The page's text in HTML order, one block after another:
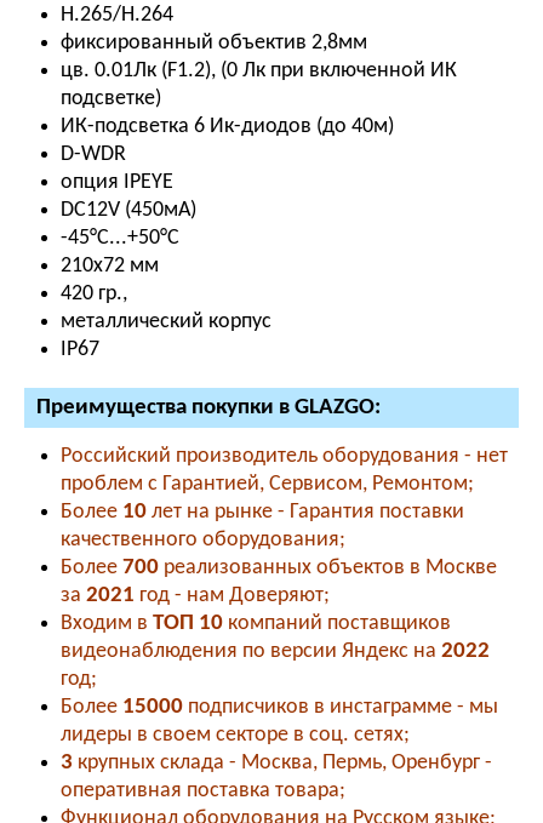
H.265/H.264
фиксированный объектив 2,8мм
цв. 0.01Лк (F1.2), (0 Лк при включенной ИК
подсветке)
ИК-подсветка 6 Ик-диодов (до 40м)
D-WDR
опция IPEYE
DC12V (450мА)
-45°С...+50°С
210х72 мм
420 гр.,
металлический корпус
IР67
Преимущества покупки в GLAZGO:
Российский производитель оборудования - нет
проблем с Гарантией, Сервисом, Ремонтом;
Более 10 лет на рынке - Гарантия поставки
качественного оборудования;
Более 700 реализованных объектов в Москве
за 2021 год - нам Доверяют;
Входим в ТОП 10 компаний поставщиков
видеонаблюдения по версии Яндекс на 2022
год;
Более 15000 подписчиков в инстаграмме - мы
лидеры в своем секторе в соц. сетях;
3 крупных склада - Москва, Пермь, Оренбург -
оперативная поставка товара;